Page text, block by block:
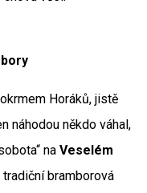
Horáků, jistě
náhodou někdo váhal,
na Veselém
bramborová